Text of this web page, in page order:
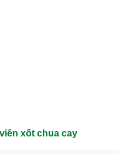
xốt chua cay